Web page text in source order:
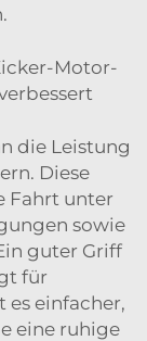
Motor-
die Leistung
Diese
Fahrt unter
sowie
guter Griff
für
einfacher,
eine ruhige